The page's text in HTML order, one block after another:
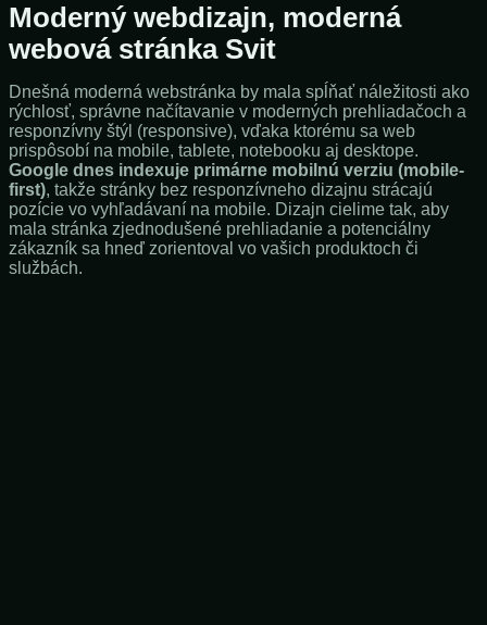
Moderný webdizajn, moderná
webová stránka Svit
Dnešná moderná webstránka by mala spĺňať náležitosti ako
rýchlosť, správne načítavanie v moderných prehliadačoch a
responzívny štýl (responsive), vďaka ktorému sa web
prispôsobí na mobile, tablete, notebooku aj desktope.
Google dnes indexuje primárne mobilnú verziu (mobile-
first), takže stránky bez responzívneho dizajnu strácajú
pozície vo vyhľadávaní na mobile. Dizajn cielime tak, aby
mala stránka zjednodušené prehliadanie a potenciálny
zákazník sa hneď zorientoval vo vašich produktoch či
službách.